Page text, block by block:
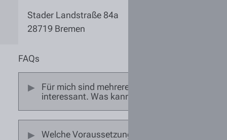
Stader Landstraße 84a
28719 Bremen
FAQs
Für mich sind mehrere Standorte
interessant. Was kann ich tun?
Welche Voraussetzungen sollte ich